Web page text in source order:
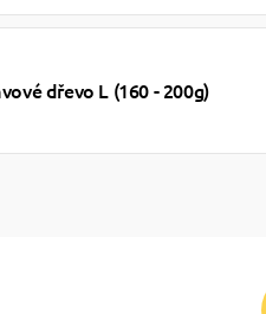
dřevo L (160 - 200g)